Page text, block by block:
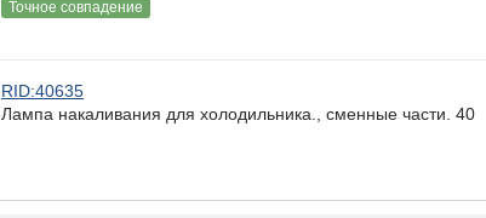
Точное совпадение
RID:40635
Лампа накаливания для холодильника., сменные части. 40